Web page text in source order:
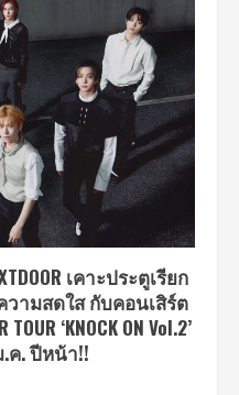
เคาะประตูเรียก
ความสดใส กับคอนเสิร์ต
‘KNOCK ON Vol.2’
.ค. ปีหน้า!!